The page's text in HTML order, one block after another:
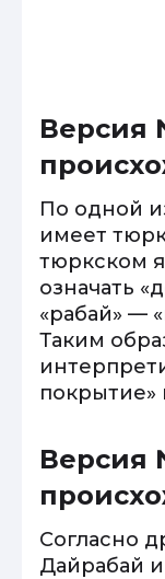
Версия
По одной
имеет
тюркском
означать
«рабай» —
Таким
покрытие»
Версия
Согласно
Дайрабай